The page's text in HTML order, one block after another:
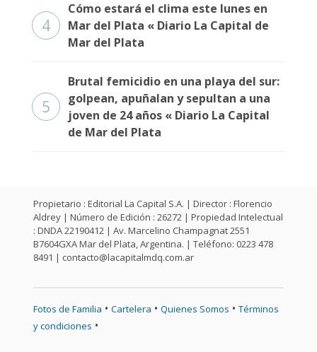
4
Cómo estará el clima este lunes en
Mar del Plata « Diario La Capital de
Mar del Plata
5
Brutal femicidio en una playa del sur:
golpean, apuñalan y sepultan a una
joven de 24 años « Diario La Capital
de Mar del Plata
Propietario : Editorial La Capital S.A. | Director : Florencio
Aldrey | Número de Edición : 26272 | Propiedad Intelectual
: DNDA 22190412 | Av. Marcelino Champagnat 2551
B7604GXA Mar del Plata, Argentina. | Teléfono: 0223 478
8491 | contacto@lacapitalmdq.com.ar
Fotos de Familia • Cartelera • Quienes Somos • Términos
y condiciones •